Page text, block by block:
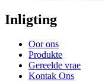
Inligting
Oor ons
Produkte
Gereelde vrae
Kontak Ons